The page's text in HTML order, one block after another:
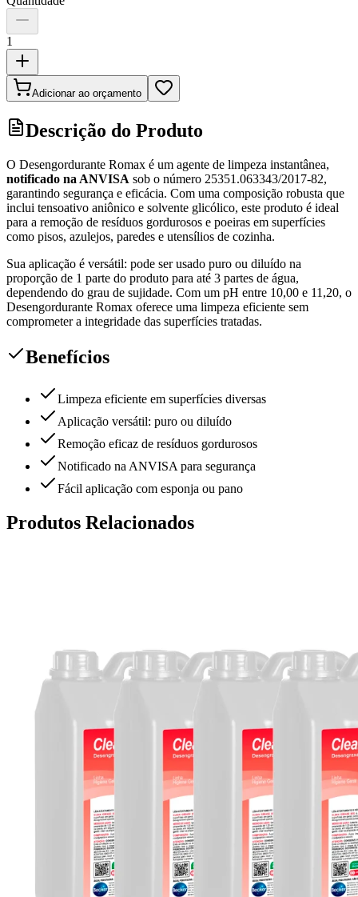
1
Adicionar ao orçamento
Descrição do Produto
O Desengordurante Romax é um agente de limpeza instantânea,
notificado na ANVISA sob o número 25351.063343/2017-82,
garantindo segurança e eficácia. Com uma composição robusta que
inclui tensoativo aniônico e solvente glicólico, este produto é ideal
para a remoção de resíduos gordurosos e poeiras em superfícies
como pisos, azulejos, paredes e utensílios de cozinha.
Sua aplicação é versátil: pode ser usado puro ou diluído na
proporção de 1 parte do produto para até 3 partes de água,
dependendo do grau de sujidade. Com um pH entre 10,00 e 11,20, o
Desengordurante Romax oferece uma limpeza eficiente sem
comprometer a integridade das superfícies tratadas.
Benefícios
Limpeza eficiente em superfícies diversas
Aplicação versátil: puro ou diluído
Remoção eficaz de resíduos gordurosos
Notificado na ANVISA para segurança
Fácil aplicação com esponja ou pano
Produtos Relacionados